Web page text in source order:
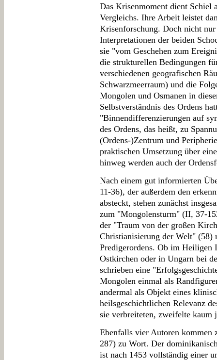
Das Krisenmoment dient Schiel
Vergleichs. Ihre Arbeit leistet
Krisenforschung. Doch nicht
Interpretationen der beiden
sie "vom Geschehen zum
die strukturellen Bedingungen
verschiedenen geografischen
Schwarzmeerraum) und die
Mongolen und Osmanen in
Selbstverständnis des Ordens
"Binnendifferenzierungen auf
des Ordens, das heißt, zu
(Ordens-)Zentrum und
praktischen Umsetzung über
hinweg werden auch der
Nach einem gut informierten
11-36), der außerdem den
absteckt, stehen zunächst
zum "Mongolensturm" (II, 37-
der "Traum von der großen
Christianisierung der Welt" (58)
Predigerordens. Ob im Heiligen
Ostkirchen oder in Ungarn bei
schrieben eine
Mongolen einmal als
andermal als Objekt eines
heilsgeschichtlichen Relevanz
sie verbreiteten, zweifelte kaum
Ebenfalls vier Autoren
287) zu Wort. Der
ist nach 1453 vollständig einer